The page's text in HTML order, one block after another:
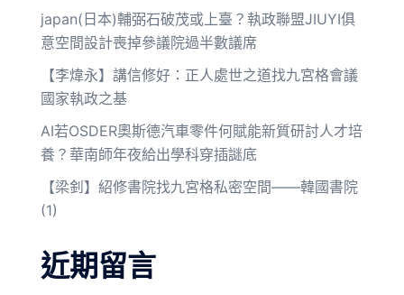
japan(日本)輔弼石破茂或上臺？執政聯盟JIUYI俱
意空間設計喪掉參議院過半數議席
【李煒永】講信修好：正人處世之道找九宮格會議
國家執政之基
AI若OSDER奧斯德汽車零件何賦能新質研討人才培
養？華南師年夜給出學科穿插謎底
【梁釗】紹修書院找九宮格私密空間——韓國書院
(1)
近期留言